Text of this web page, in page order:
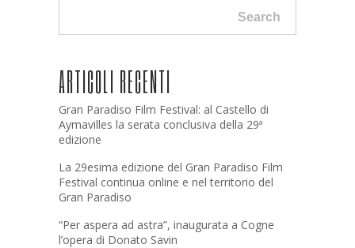
Search
ARTICOLI RECENTI
Gran Paradiso Film Festival: al Castello di
Aymavilles la serata conclusiva della 29ª
edizione
La 29esima edizione del Gran Paradiso Film
Festival continua online e nel territorio del
Gran Paradiso
“Per aspera ad astra”, inaugurata a Cogne
l’opera di Donato Savin